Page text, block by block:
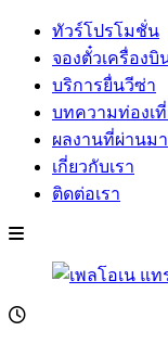
ทัวร์โปรโมชั่น
จองตั๋วเครื่องบิ
บริการยื่นวีซ่า
บทความท่องเที่
ผลงานที่ผ่านมา
เกี่ยวกับเรา
ติดต่อเรา